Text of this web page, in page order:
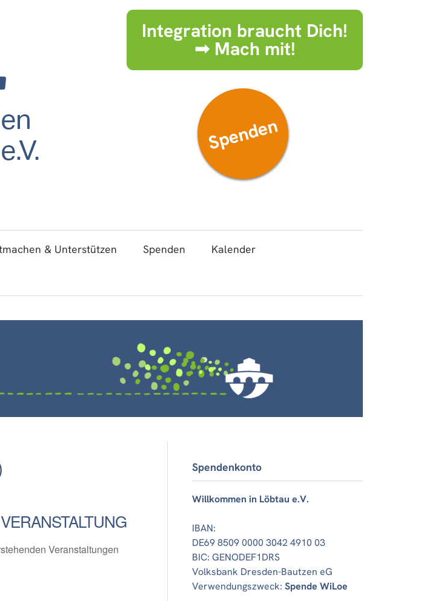
Integration braucht Dich!
➟ Mach mit!
Spenden
& Unterstützen Spenden
Kalender
Veranstaltungen
Spendenkonto
Willkommen in Löbtau e.V.
IBAN:
DE69 8509 0000 3042 4910 03
BIC: GENODEF1DRS
Volksbank Dresden-Bautzen eG
Verwendungszweck:Spende WiLoe